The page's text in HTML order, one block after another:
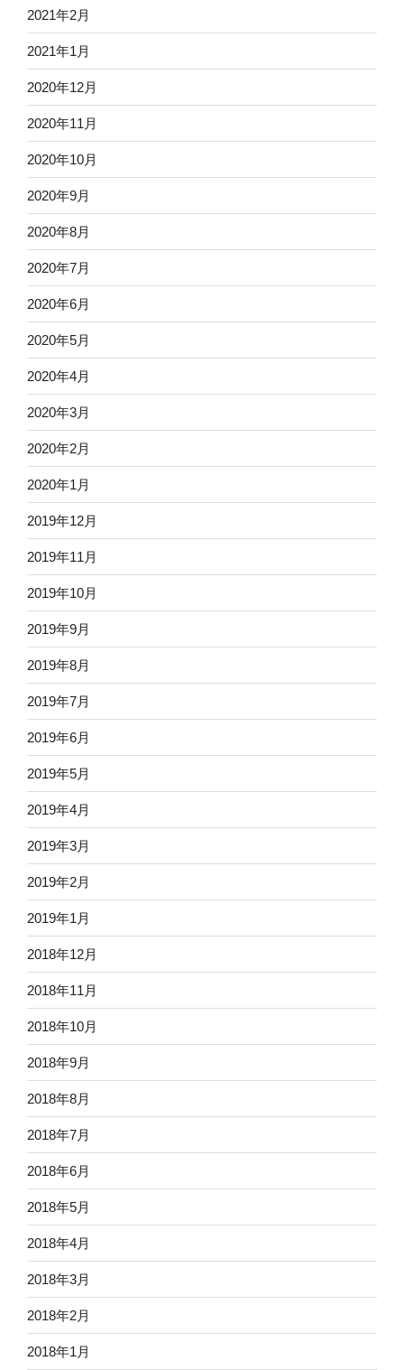
2021年2月
2021年1月
2020年12月
2020年11月
2020年10月
2020年9月
2020年8月
2020年7月
2020年6月
2020年5月
2020年4月
2020年3月
2020年2月
2020年1月
2019年12月
2019年11月
2019年10月
2019年9月
2019年8月
2019年7月
2019年6月
2019年5月
2019年4月
2019年3月
2019年2月
2019年1月
2018年12月
2018年11月
2018年10月
2018年9月
2018年8月
2018年7月
2018年6月
2018年5月
2018年4月
2018年3月
2018年2月
2018年1月